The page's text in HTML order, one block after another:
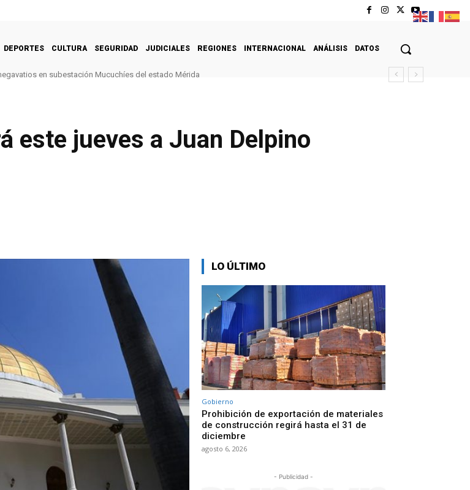
DEPORTES CULTURA SEGURIDAD JUDICIALES REGIONES INTERNACIONAL ANÁLISIS DATOS
en subestación Mucuchíes del estado Mérida
este jueves a Juan Delpino
LO ÚLTIMO
Gobierno
Prohibición de exportación de materiales
de construcción regirá hasta el 31 de
diciembre
agosto 6, 2026
- Publicidad -